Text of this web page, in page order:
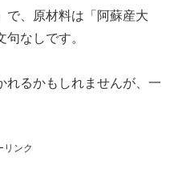
で、原材料は「阿蘇産大
なしです。
れるかもしれませんが、一
リンク